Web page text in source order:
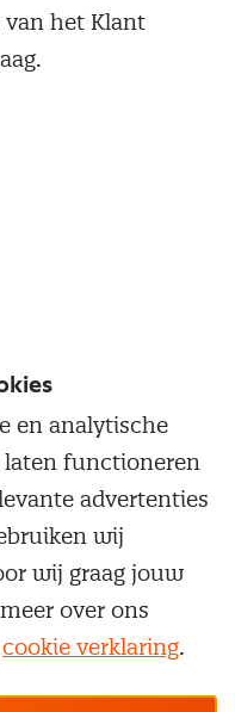
van het Klant
Onzealgemene
en analytische
laten functioneren
advertenties
wij
wij graag jouw
over ons
cookie verklaring.